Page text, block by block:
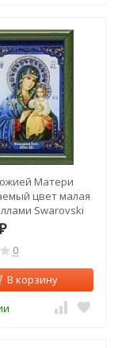
Матери
цвет малая
Swarovski
0
В корзину